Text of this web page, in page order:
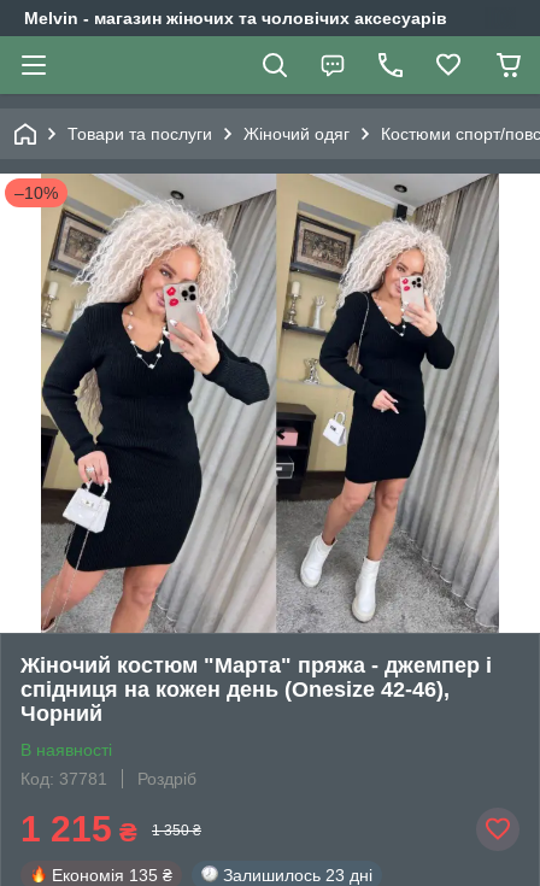
Melvin - магазин жіночих та чоловічих аксесуарів
Товари та послуги Жіночий одяг Костюми спорт/
–10%
Жіночий костюм "Марта" пряжа - джемпер і
спідниця на кожен день (Onesize 42-46),
Чорний
В наявності
Код: 37781
Роздріб
1 215 ₴ 1 350 ₴
Економія 135 ₴ Залишилось 23 дні